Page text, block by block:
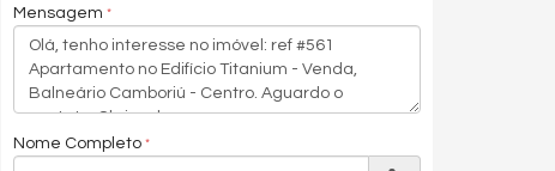
Mensagem
Nome Completo